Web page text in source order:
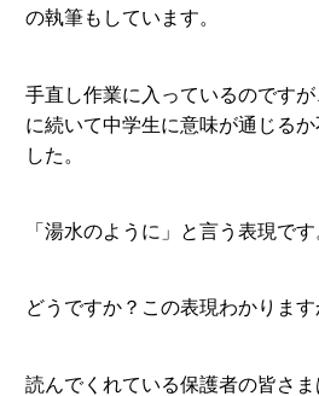
の執筆もしています。
手直し作業に入っているのですが
に続いて中学生に意味が通じる
した。
「湯水のように」と言う表現です
どうですか？この表現わかります
読んでくれている保護者の皆さ